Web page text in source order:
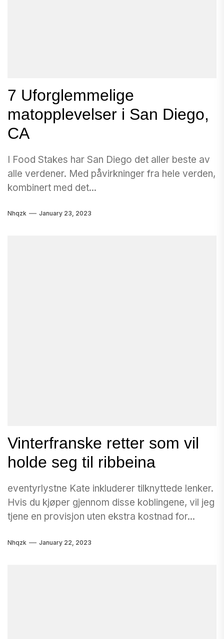
7 Uforglemmelige
matopplevelser i San Diego,
CA
I Food Stakes har San Diego det aller beste av
alle verdener. Med påvirkninger fra hele verden,
kombinert med det...
Nhqzk January 23, 2023
Vinterfranske retter som vil
holde seg til ribbeina
eventyrlystne Kate inkluderer tilknyttede lenker.
Hvis du kjøper gjennom disse koblingene, vil jeg
tjene en provisjon uten ekstra kostnad for...
Nhqzk January 22, 2023